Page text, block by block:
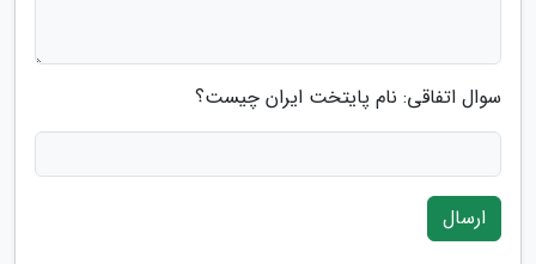
سوال اتفاقی: نام پایتخت ایران چیست؟
ارسال